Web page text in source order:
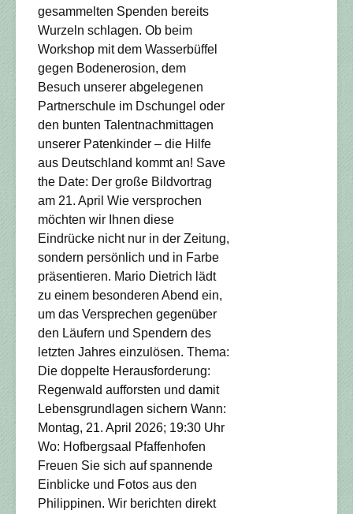
gesammelten Spenden bereits
Wurzeln schlagen. Ob beim
Workshop mit dem Wasserbüffel
gegen Bodenerosion, dem
Besuch unserer abgelegenen
Partnerschule im Dschungel oder
den bunten Talentnachmittagen
unserer Patenkinder – die Hilfe
aus Deutschland kommt an! Save
the Date: Der große Bildvortrag
am 21. April Wie versprochen
möchten wir Ihnen diese
Eindrücke nicht nur in der Zeitung,
sondern persönlich und in Farbe
präsentieren. Mario Dietrich lädt
zu einem besonderen Abend ein,
um das Versprechen gegenüber
den Läufern und Spendern des
letzten Jahres einzulösen. Thema:
Die doppelte Herausforderung:
Regenwald aufforsten und damit
Lebensgrundlagen sichern Wann:
Montag, 21. April 2026; 19:30 Uhr
Wo: Hofbergsaal Pfaffenhofen
Freuen Sie sich auf spannende
Einblicke und Fotos aus den
Philippinen. Wir berichten direkt